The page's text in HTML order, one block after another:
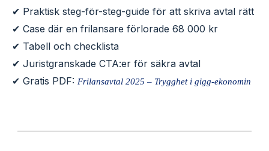
✔ Praktisk steg-för-steg-guide för att skriva avtal rätt
✔ Case där en frilansare förlorade 68 000 kr
✔ Tabell och checklista
✔ Juristgranskade CTA:er för säkra avtal
✔ Gratis PDF: Frilansavtal 2025 – Trygghet i gigg-ekonomin